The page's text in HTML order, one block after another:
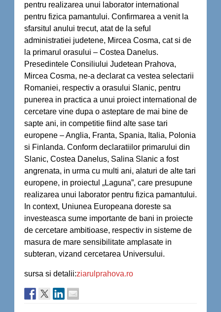
pentru realizarea unui laborator international
pentru fizica pamantului. Confirmarea a venit la
sfarsitul anului trecut, atat de la seful
administratiei judetene, Mircea Cosma, cat si de
la primarul orasului – Costea Danelus.
Presedintele Consiliului Judetean Prahova,
Mircea Cosma, ne-a declarat ca vestea selectarii
Romaniei, respectiv a orasului Slanic, pentru
punerea in practica a unui proiect international de
cercetare vine dupa o asteptare de mai bine de
sapte ani, in competitie fiind alte sase tari
europene – Anglia, Franta, Spania, Italia, Polonia
si Finlanda. Conform declaratiilor primarului din
Slanic, Costea Danelus, Salina Slanic a fost
angrenata, in urma cu multi ani, alaturi de alte tari
europene, in proiectul „Laguna”, care presupune
realizarea unui laborator pentru fizica pamantului.
In context, Uniunea Europeana doreste sa
investeasca sume importante de bani in proiecte
de cercetare ambitioase, respectiv in sisteme de
masura de mare sensibilitate amplasate in
subteran, vizand cercetarea Universului.
sursa si detalii:ziarulprahova.ro